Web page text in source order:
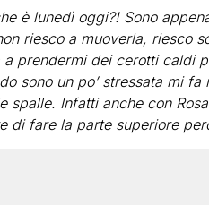
è lunedì oggi?! Sono
riesco a muoverla, riesco
prendermi dei cerotti caldi
sono un po’ stressata mi
spalle. Infatti anche con
di fare la parte superiore